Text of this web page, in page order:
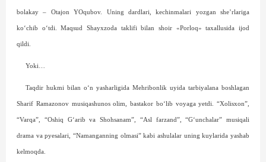
bolakay – Otajon YOqubov. Uning dardlari, kechinmalari yozgan she’rlariga
ko‘chib o‘tdi. Maqsud Shayxzoda taklifi bilan shoir «Porloq» taxallusida ijod
qildi.
Yoki…
Taqdir hukmi bilan o‘n yasharligida Mehribonlik uyi­da tarbiyalana boshlagan
Sharif Ramazonov musiqashunos olim, bastakor bo‘lib voyaga yetdi. “Xolisxon”,
“Varqa”, “Oshiq G‘arib va Shohsanam”, “Asl farzand”, “G‘unchalar” musiqali
drama va pyesalari, “Namanganning olmasi” kabi ashulalar uning kuylarida yashab
kelmoqda.